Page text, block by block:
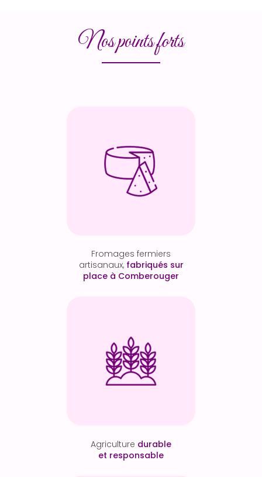
Nos points forts
Fromages fermiers
artisanaux, fabriqués sur
place à Comberouger
Agriculture durable
et responsable